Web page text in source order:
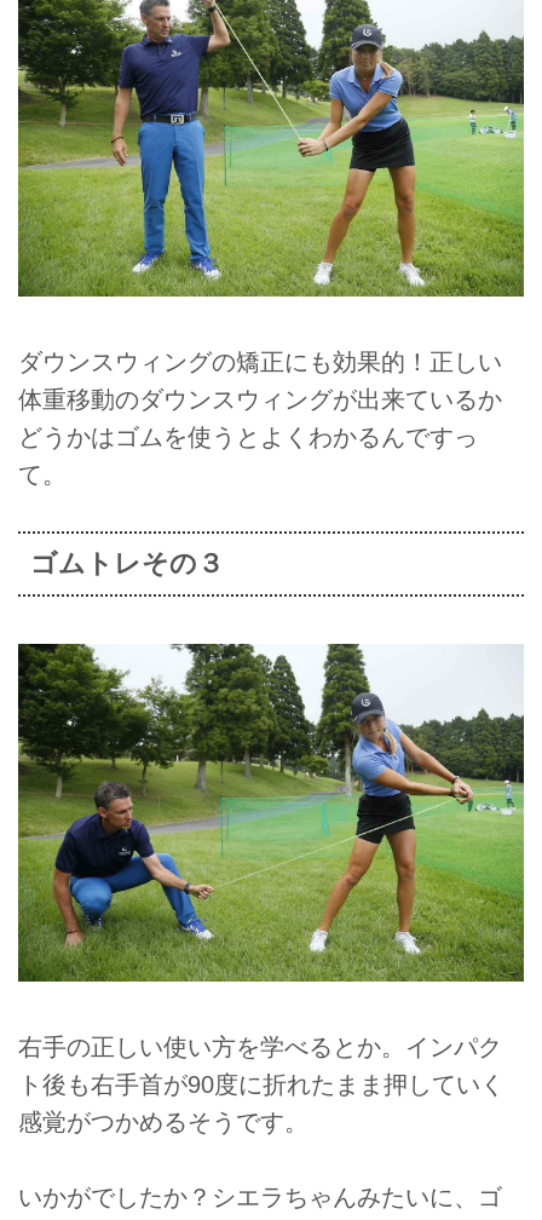
ダウンスウィングの矯正にも効果的！正しい
体重移動のダウンスウィングが出来ているか
どうかはゴムを使うとよくわかるんですっ
て。
ゴムトレその３
右手の正しい使い方を学べるとか。インパク
ト後も右手首が90度に折れたまま押していく
感覚がつかめるそうです。
いかがでしたか？シエラちゃんみたいに、ゴ